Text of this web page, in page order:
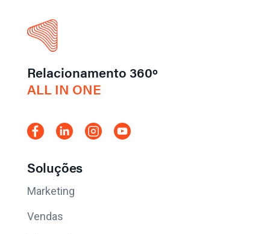
Relacionamento 360º
ALL IN ONE
Soluções
Marketing
Vendas